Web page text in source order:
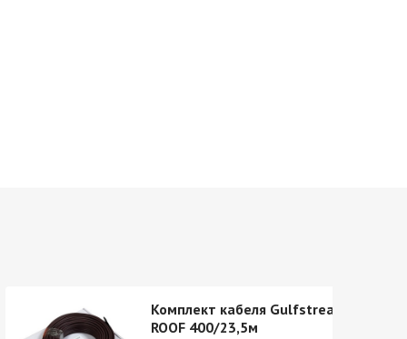
Комплект кабеля Gulfstream
ROOF 400/23,5м